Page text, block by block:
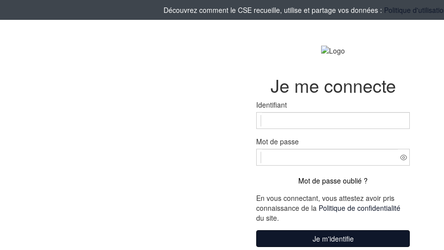
Découvrez comment le CSE recueille, utilise et partage vos données : Politique
Je me connecte
Identifiant
Mot de passe
Mot de passe oublié ?
En vous connectant, vous attestez avoir pris
connaissance de la Politique de confidentialité
du site.
Je m'identifie